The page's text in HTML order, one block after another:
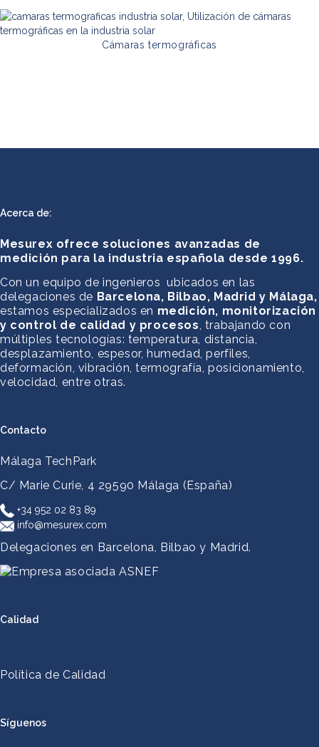
Cámaras termográficas
Acerca de:
Mesurex ofrece soluciones avanzadas de
medición para la industria española desde 1996.
Con un equipo de ingenieros ubicados en las
delegaciones de Barcelona, Bilbao, Madrid y Málaga,
estamos especializados en medición, monitorización
y control de calidad y procesos, trabajando con
múltiples tecnologías: temperatura, distancia,
desplazamiento, espesor, humedad, perfiles,
deformación, vibración, termografía, posicionamiento,
velocidad, entre otras.
Contacto
Málaga TechPark
C/ Marie Curie, 4 29590 Málaga (España)
+34 952 02 83 89
info@mesurex.com
Delegaciones en Barcelona, Bilbao y Madrid.
Calidad
Política de Calidad
Síguenos